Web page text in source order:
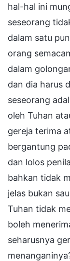
hal-hal ini
seseorang
dalam satu
orang
dalam
dan dia harus
seseorang
oleh Tuhan
gereja terima
bergantung
dan lolos
bahkan tidak
jelas bukan
Tuhan tidak
boleh
seharusnya